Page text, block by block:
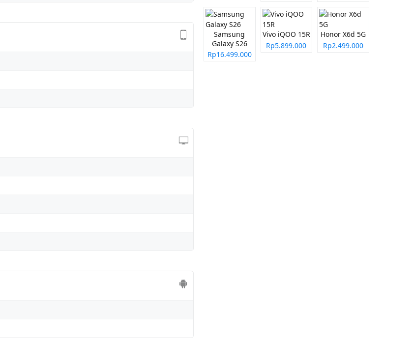
Samsung
Galaxy S26
Rp16.499.000
Vivo iQOO 15R
Rp5.899.000
Honor X6d 5G
Rp2.499.000